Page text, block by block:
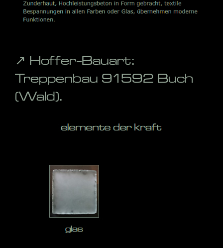
↗️ Hoffer-Bauart:
Treppenbau 91592 Buch
(Wald).